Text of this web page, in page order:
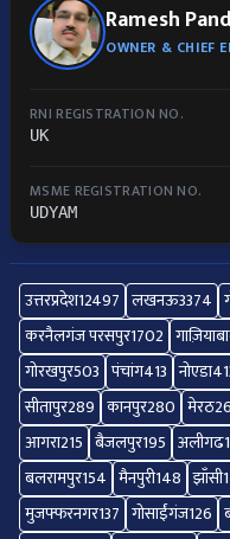
Ramesh
OWNER & CHIEF
RNI REGISTRATION NO.
UK
MSME REGISTRATION NO.
UDYAM
उत्तरप्रदेश12497 लखनऊ3374
करनैलगंज परसपुर1702
गोरखपुर503 पंचांग413 नोएडा
सीतापुर289 कानपुर280 मेरठ
आगरा215 बैजलपुर195 अलीगढ
बलरामपुर154 मैनपुरी148 झाँसी
मुजफ्फरनगर137 गोसाईंगंज126